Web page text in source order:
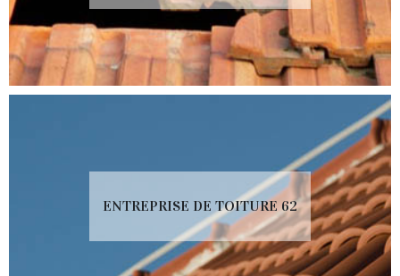
ENTREPRISE DE TOITURE 62